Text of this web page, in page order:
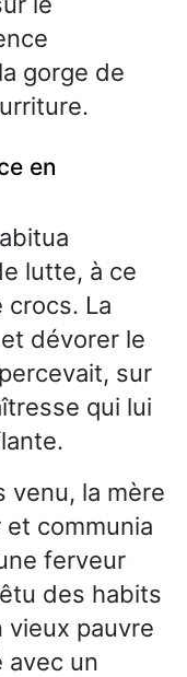
gorge de
en
lutte, à ce
crocs. La
dévorer le
sur
qui lui
venu, la mère
communia
ferveur
des habits
vieux pauvre
avec un